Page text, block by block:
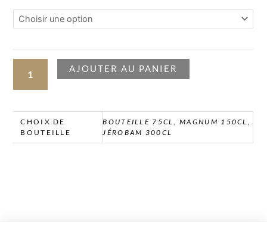
72.00 €
324.00 €
DE
DIAMANT
AJOUTER AU PANIER
CHOIX DE
BOUTEILLE
BOUTEILLE 75CL, MAGNUM 150CL,
JÉROBAM 300CL